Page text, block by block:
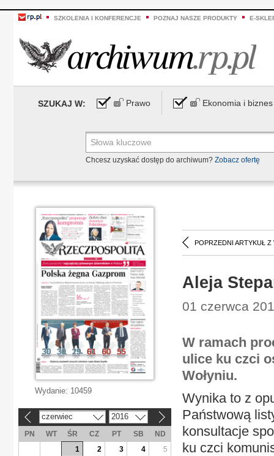
SZKOLENIA I KONFERENCJE POZNAJ NASZE PRODUKTY E-
SZUKAJ W: Prawo Ekonomia i biznes
Chcesz uzyskać dostęp do archiwum? Zobacz ofertę
POPRZEDNI ARTYKUŁ Z
Aleja
01 czerwca
W ramach
ulice ku czci
Wołyniu.
Wynika to z
Państwową
konsultacje
ku czci
Wydanie: 10459
czerwiec 2016
PN WT ŚR CZ PT SB
ND
1
2 3 4
5